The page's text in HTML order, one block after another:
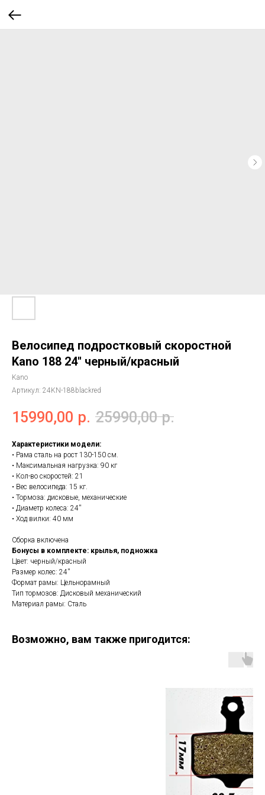
Велосипед подростковый скоростной
Kano 188 24'' черный/красный
Kano
Артикул: 24KN-188blackred
15990,00 р. 25990,00 р.
Характеристики модели:
• Рама сталь на рост 130-150 см.
• Максимальная нагрузка: 90 кг
• Кол-во скоростей: 21
• Вес велосипеда: 15 кг.
• Тормоза: дисковые, механические
• Диаметр колеса: 24''
• Ход вилки: 40 мм
Сборка включена
Бонусы в комплекте: крылья, подножка
Цвет: черный/красный
Размер колес: 24''
Формат рамы: Цельнорамный
Тип тормозов: Дисковый механический
Материал рамы: Сталь
Возможно, вам также пригодится: